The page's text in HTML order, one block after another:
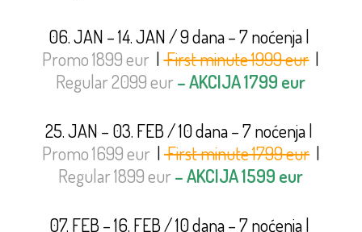
06. JAN – 14. JAN / 9 dana – 7 noćenja|
Promo 1899 eur |First minute 1999 eur |
Regular 2099 eur– AKCIJA 1799 eur
25. JAN – 03. FEB / 10 dana – 7 noćenja|
Promo 1699 eur |First minute 1799 eur |
Regular 1899 eur– AKCIJA 1599 eur
07. FEB – 16. FEB / 10 dana – 7 noćenja|